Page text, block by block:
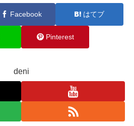
Facebook はてブ
Pinterest
deni